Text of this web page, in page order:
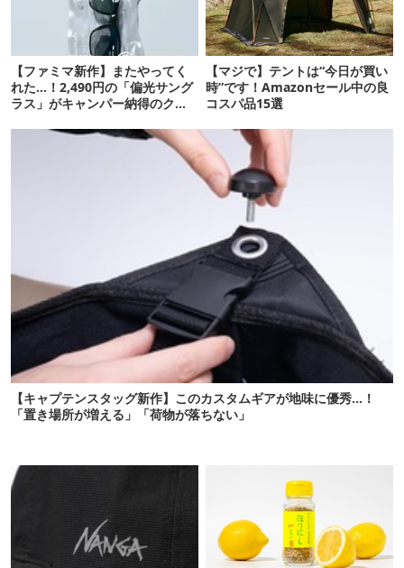
【ファミマ新作】またやってく
れた…！2,490円の「偏光サング
ラス」がキャンパー納得のクオ
【マジで】テントは“今日が買い
時”です！Amazonセール中の良
コスパ品15選
【キャプテンスタッグ新作】このカスタムギアが地味に優秀…！
「置き場所が増える」「荷物が落ちない」